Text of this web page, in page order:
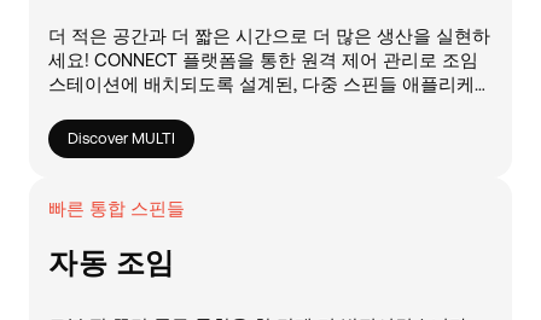
더 적은 공간과 더 짧은 시간으로 더 많은 생산을 실현하
세요! CONNECT 플랫폼을 통한 원격 제어 관리로 조임
스테이션에 배치되도록 설계된, 다중 스핀들 애플리케이
Discover MULTI
빠른 통합 스핀들
자동 조임